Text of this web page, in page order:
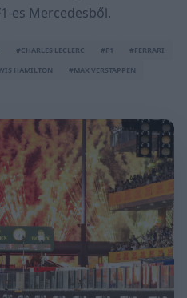
es Mercedesből.
#CHARLES LECLERC #F1
#FERRARI
HAMILTON
#MAX VERSTAPPEN